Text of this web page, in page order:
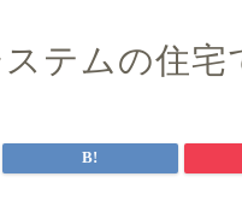
テムの住宅